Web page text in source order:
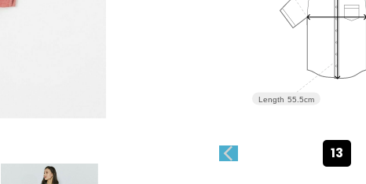
Length 55.5cm
13